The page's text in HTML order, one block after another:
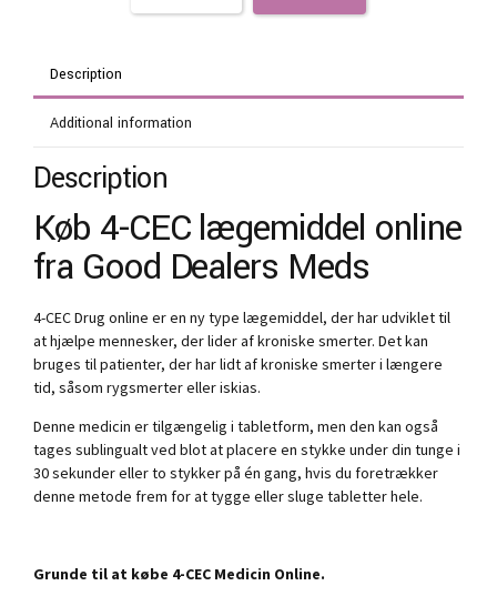
Description
Additional information
Description
Køb 4-CEC lægemiddel online
fra Good Dealers Meds
4-CEC Drug online er en ny type lægemiddel, der har udviklet til
at hjælpe mennesker, der lider af kroniske smerter. Det kan
bruges til patienter, der har lidt af kroniske smerter i længere
tid, såsom rygsmerter eller iskias.
Denne medicin er tilgængelig i tabletform, men den kan også
tages sublingualt ved blot at placere en stykke under din tunge i
30 sekunder eller to stykker på én gang, hvis du foretrækker
denne metode frem for at tygge eller sluge tabletter hele.
Grunde til at købe 4-CEC Medicin Online.